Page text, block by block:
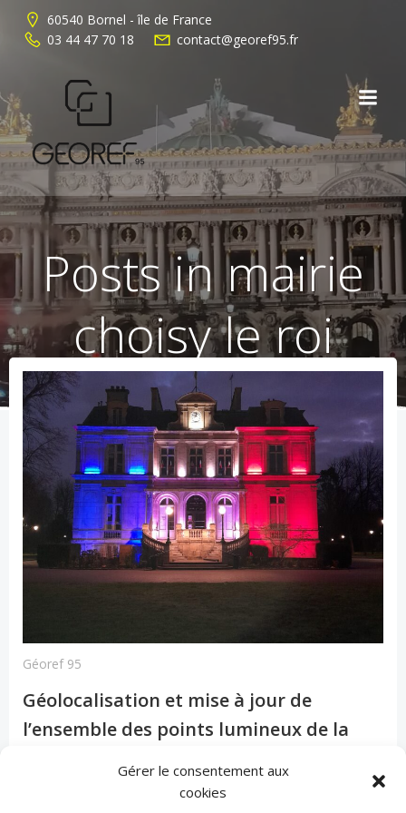
Gérer le consentement aux
cookies
au
contenu
60540 Bornel - île de France
03 44 47 70 18
contact@georef95.fr
Posts in mairie
choisy le roi
Géoref 95
Géolocalisation et mise à jour de
l’ensemble des points lumineux de la
Mar 23